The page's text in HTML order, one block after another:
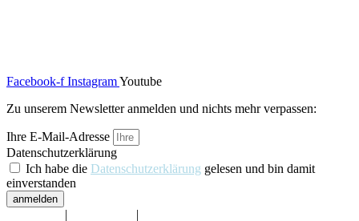
Facebook-f InstagramYoutube
Zu unserem Newsletter anmelden und nichts mehr verpassen:
Ihre E-Mail-Adresse
Datenschutzerklärung
Ich habe die Datenschutzerklärung gelesen und bin damit
einverstanden
anmelden
| |